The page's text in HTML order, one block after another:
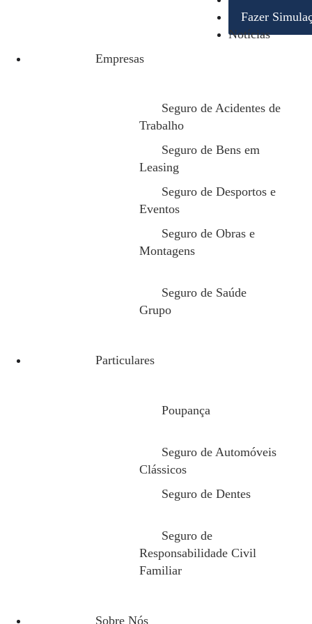
Fazer
Notícias
Empresas
Seguro de Acidentes de
Trabalho
Seguro de Bens em
Leasing
Seguro de Desportos e
Eventos
Seguro de Obras e
Montagens
Seguro de Saúde
Grupo
Particulares
Poupança
Seguro de Automóveis
Clássicos
Seguro de Dentes
Seguro de
Responsabilidade Civil
Familiar
Sobre Nós
Grande parte dos
imediatos. No
Estes “quase
Quando o
O que começa
impacto relevante:
Um curto-
Uma fuga de
Ter seguro de
adequação das
Nem todas as
Coberturas como
papel determinante
Além disso, a